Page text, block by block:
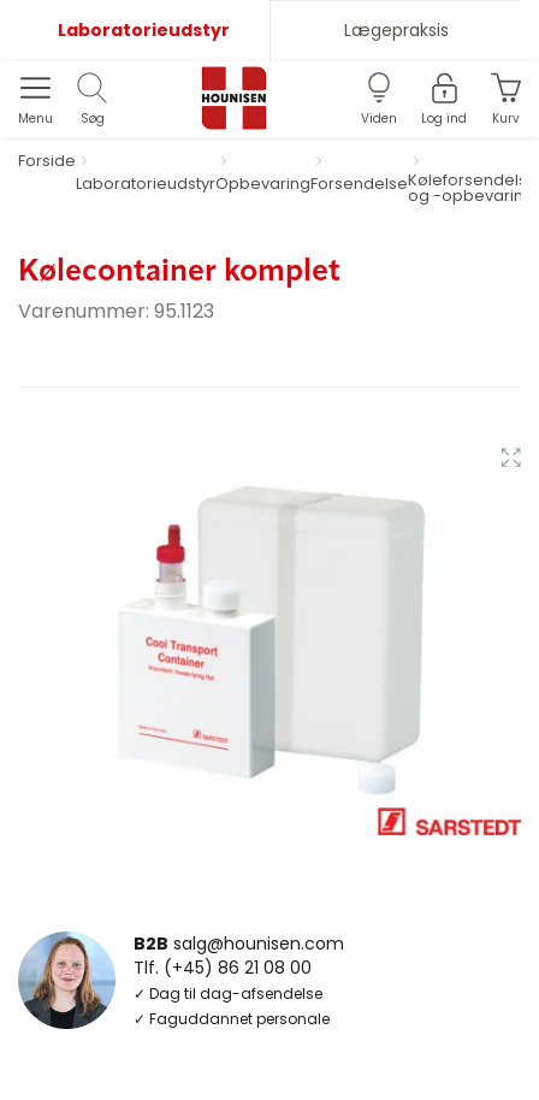
Laboratorieudstyr Lægepraksis
Menu Søg Viden Log ind Kurv
Forside
LaboratorieudstyrOpbevaringForsendelseKøleforsendelse
og -opbevaring
Kølecontainer komplet
Varenummer: 95.1123
B2B salg@hounisen.com
Tlf. (+45) 86 21 08 00
✓ Dag til dag-afsendelse
✓ Faguddannet personale